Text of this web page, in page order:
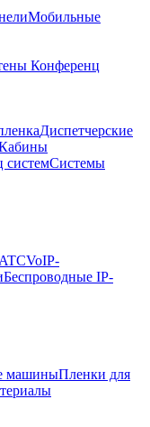
Мобильные
Конференц
Диспетчерские
системСистемы
VoIP-
Беспроводные IP-
машиныПленки для